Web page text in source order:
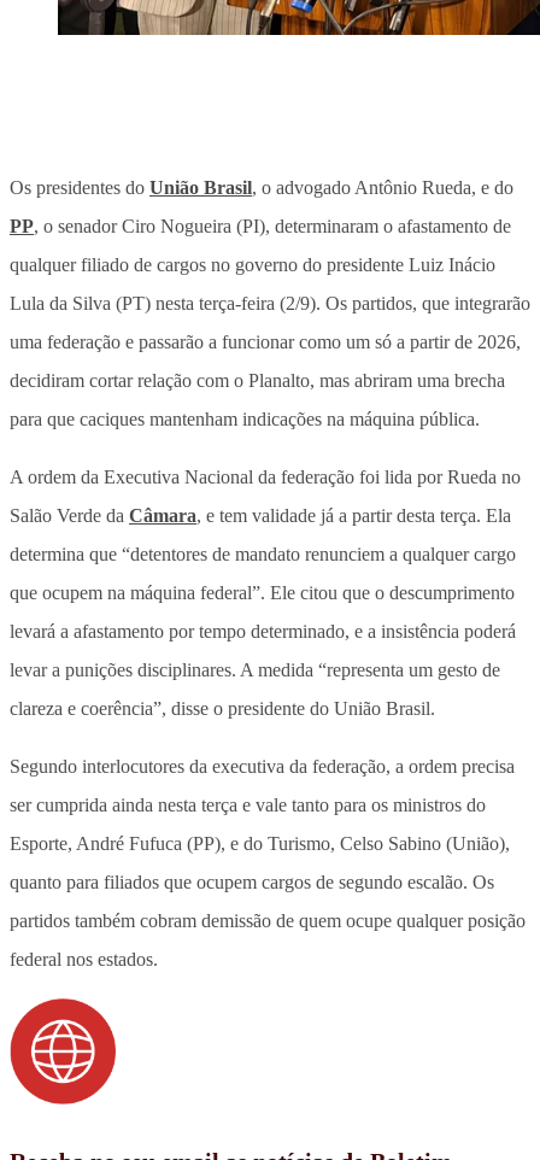
Os presidentes do União Brasil, o advogado Antônio Rueda, e do
PP, o senador Ciro Nogueira (PI), determinaram o afastamento de
qualquer filiado de cargos no governo do presidente Luiz Inácio
Lula da Silva (PT) nesta terça-feira (2/9). Os partidos, que integrarão
uma federação e passarão a funcionar como um só a partir de 2026,
decidiram cortar relação com o Planalto, mas abriram uma brecha
para que caciques mantenham indicações na máquina pública.
A ordem da Executiva Nacional da federação foi lida por Rueda no
Salão Verde da Câmara, e tem validade já a partir desta terça. Ela
determina que “detentores de mandato renunciem a qualquer cargo
que ocupem na máquina federal”. Ele citou que o descumprimento
levará a afastamento por tempo determinado, e a insistência poderá
levar a punições disciplinares. A medida “representa um gesto de
clareza e coerência”, disse o presidente do União Brasil.
Segundo interlocutores da executiva da federação, a ordem precisa
ser cumprida ainda nesta terça e vale tanto para os ministros do
Esporte, André Fufuca (PP), e do Turismo, Celso Sabino (União),
quanto para filiados que ocupem cargos de segundo escalão. Os
partidos também cobram demissão de quem ocupe qualquer posição
federal nos estados.